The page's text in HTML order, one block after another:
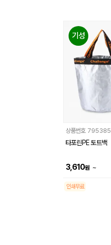
기성
상품번호 795385
타포린PE 토트백
3,610원 ~
인쇄무료